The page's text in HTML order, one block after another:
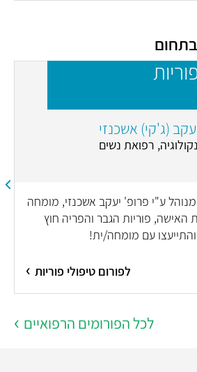
(ג'קי) אשכנזי
רפואת נשים
מנוהל ע"י פרופ' יעקב אשכנזי, מומחה
האישה, פוריות הגבר והפריה חוץ
והתייעצו עם מומחה/ית!
לפורום טיפולי פוריות
לכל הפורומים הרפואיים